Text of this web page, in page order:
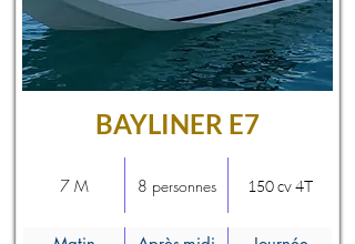
BAYLINER E7
7 M 8 personnes 150 cv 4T